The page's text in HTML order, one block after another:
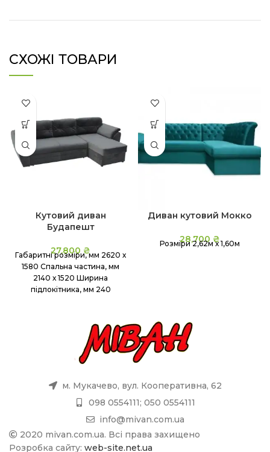
СХОЖІ ТОВАРИ
Кутовий диван
Будапешт
27,800 ₴
Габаритні розміри, мм 2620 х
1580 Спальна частина, мм
2140 х 1520 Ширина
підлокітника, мм 240
Диван кутовий Мокко
28,700 ₴
Розміри 2,62м х 1,60м
м. Мукачево, вул. Кооперативна, 62
098 0554111; 050 0554111
info@mivan.com.ua
2020 mivan.com.ua. Всі права захищено
Розробка сайту: web-site.net.ua